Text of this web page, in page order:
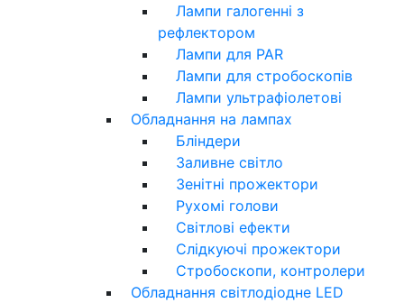
Лампи галогенні з
рефлектором
Лампи для PAR
Лампи для стробоскопів
Лампи ультрафіолетові
Обладнання на лампах
Бліндери
Заливне світло
Зенітні прожектори
Рухомі голови
Світлові ефекти
Слідкуючі прожектори
Стробоскопи, контролери
Обладнання світлодіодне LED